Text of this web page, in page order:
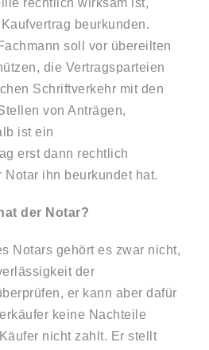
rechtlich wirksam ist,
beurkunden.
soll vor übereilten
die Vertragsparteien
Schriftverkehr mit den
von Anträgen,
ist ein
erst dann rechtlich
ihn beurkundet hat.
der Notar?
Notars gehört es zwar nicht,
der
er kann aber dafür
keine Nachteile
nicht zahlt. Er stellt